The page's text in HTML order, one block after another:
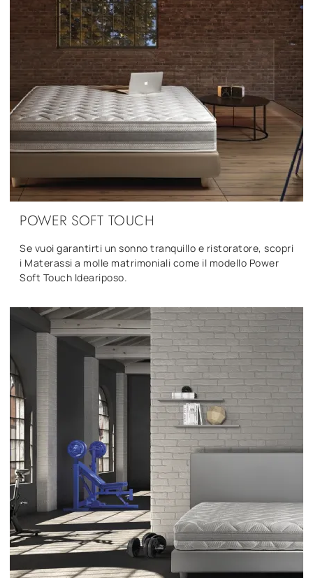
POWER SOFT TOUCH
Se vuoi garantirti un sonno tranquillo e ristoratore, scopri
i Materassi a molle matrimoniali come il modello Power
Soft Touch Ideariposo.